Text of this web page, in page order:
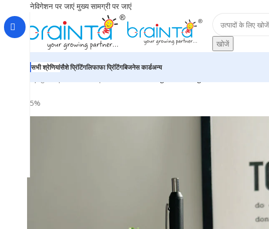
नेविगेशन पर जाएं मुख्य सामग्री पर जाएं
खोजें
सभी श्रेणियांसैशे प्रिंटिंगलिफाफा प्रिंटिंगबिजनेस कार्डअन्य
-25%